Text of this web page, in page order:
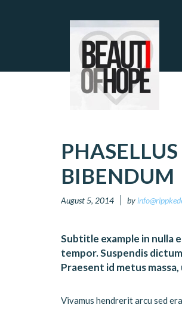
BIBENDUM
August 5, 2014 by
Subtitle example in nulla
tempor. Suspendis
Praesent id metus
Vivamus hendrerit arcu sed